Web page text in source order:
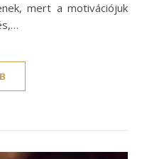
mert a motivációjuk